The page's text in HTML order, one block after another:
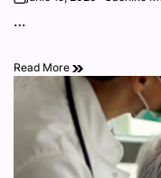
on
…
Read More